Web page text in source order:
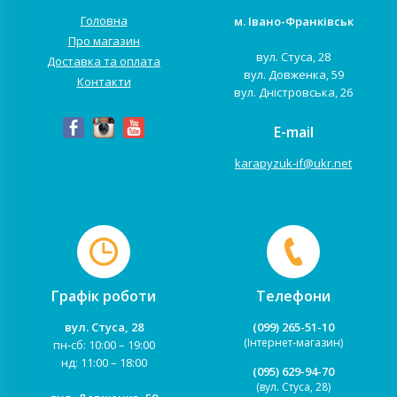
Головна
Про магазин
Доставка та оплата
Контакти
м. Івано-Франківськ
вул. Стуса, 28
вул. Довженка, 59
вул. Дністровська, 26
E-mail
karapyzuk-if@ukr.net
Графік роботи
вул. Стуса, 28
пн-сб: 10:00 – 19:00
нд: 11:00 – 18:00
Телефони
(099) 265-51-10
(Інтернет-магазин)
(095) 629-94-70
(вул. Стуса, 28)